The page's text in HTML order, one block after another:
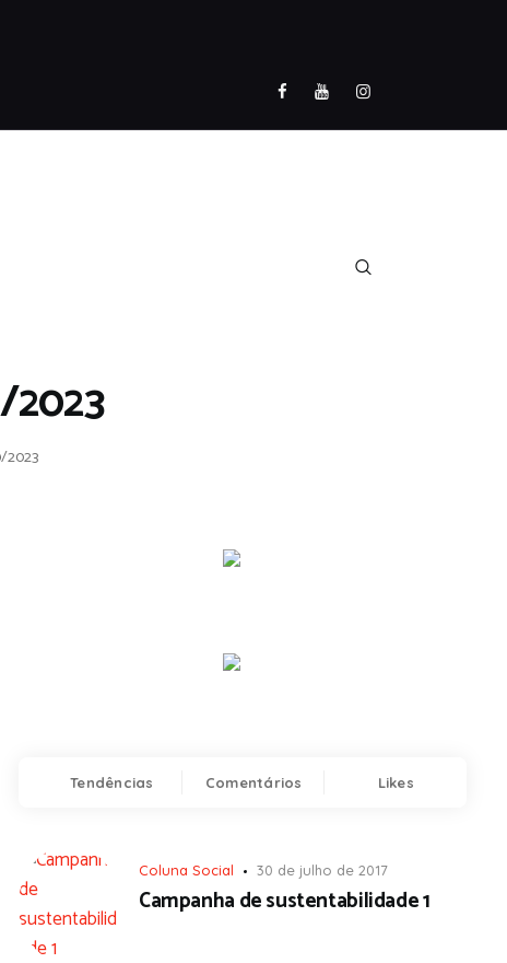
2023
2023
Tendências Comentários Likes
Coluna Social 30 de julho de 2017
Campanha de sustentabilidade 1